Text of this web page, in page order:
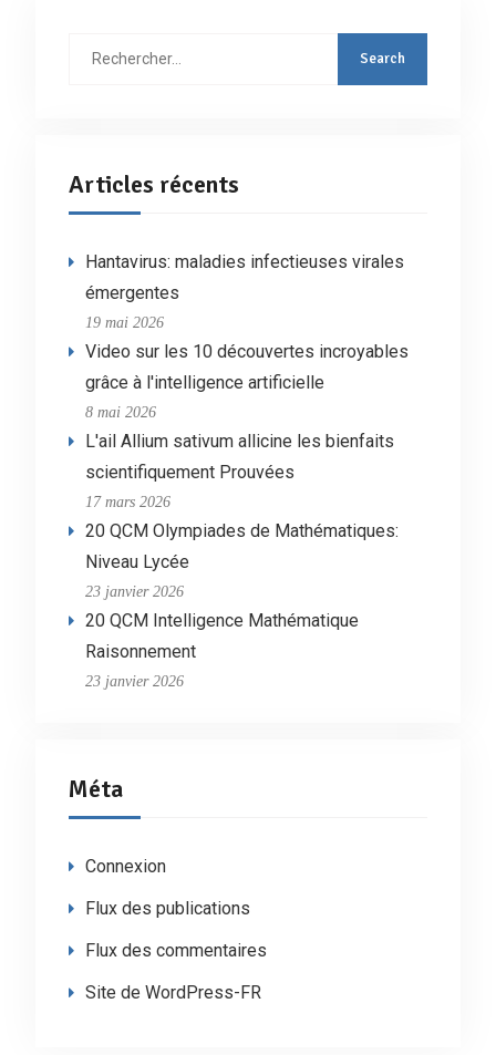
Articles récents
Hantavirus: maladies infectieuses virales
émergentes
19 mai 2026
Video sur les 10 découvertes incroyables
grâce à l'intelligence artificielle
8 mai 2026
L'ail Allium sativum allicine les bienfaits
scientifiquement Prouvées
17 mars 2026
20 QCM Olympiades de Mathématiques:
Niveau Lycée
23 janvier 2026
20 QCM Intelligence Mathématique
Raisonnement
23 janvier 2026
Méta
Connexion
Flux des publications
Flux des commentaires
Site de WordPress-FR